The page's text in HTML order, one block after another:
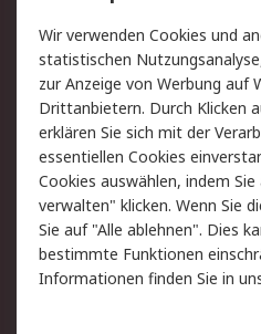
Rücksendungen
Hilfe
Rechtliches
AGB
Cookie-Richtlinie
Copyright/Impressum
Über RS
Wir verwenden Cookies und
statistischen
zur Anzeige von Werbung auf
Drittanbietern. Durch Klicken
erklären Sie sich mit der
essentiellen Cookies
Cookies auswählen, indem
verwalten" klicken. Wenn Sie
Sie auf "Alle ablehnen". Dies
bestimmte Funktionen
Informationen finden Sie in